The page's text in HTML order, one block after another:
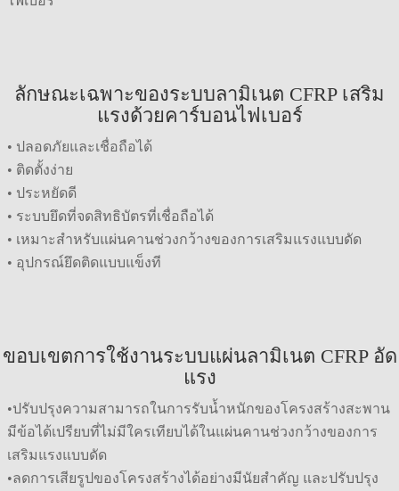
ลักษณะเฉพาะของระบบลามิเนต CFRP เสริม
แรงด้วยคาร์บอนไฟเบอร์
• ปลอดภัยและเชื่อถือได้
• ติดตั้งง่าย
• ประหยัดดี
• ระบบยึดที่จดสิทธิบัตรที่เชื่อถือได้
• เหมาะสำหรับแผ่นคานช่วงกว้างของการเสริมแรงแบบดัด
• อุปกรณ์ยึดติดแบบแข็งที
ขอบเขตการใช้งานระบบแผ่นลามิเนต CFRP อัด
แรง
•ปรับปรุงความสามารถในการรับน้ำหนักของโครงสร้างสะพาน
มีข้อได้เปรียบที่ไม่มีใครเทียบได้ในแผ่นคานช่วงกว้างของการ
เสริมแรงแบบดัด
•ลดการเสียรูปของโครงสร้างได้อย่างมีนัยสำคัญ และปรับปรุง